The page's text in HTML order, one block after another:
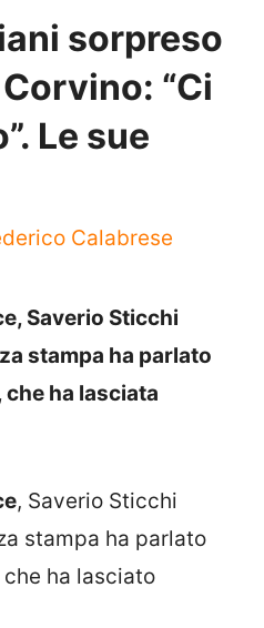
sorpreso
“Ci
Le sue
Calabrese
Saverio Sticchi
stampa ha parlato
che ha lasciata
, Saverio Sticchi
stampa ha parlato
che ha lasciato